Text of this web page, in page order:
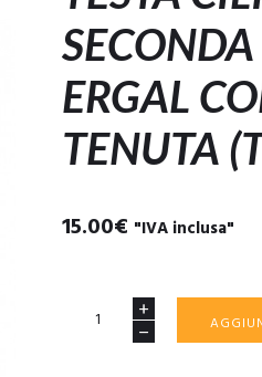
ERGAL
TENUTA
15.00€ "IVA inclusa"
TESTA